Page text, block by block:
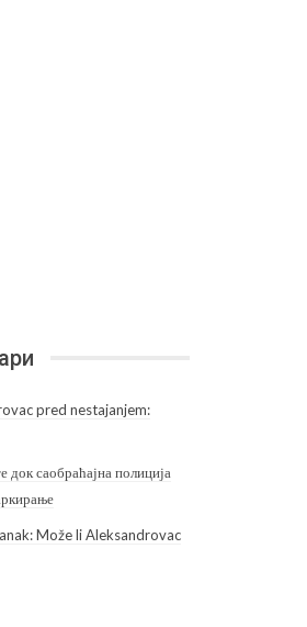
pred nestajanjem:
док саобраћајна полиција
Može li Aleksandrovac